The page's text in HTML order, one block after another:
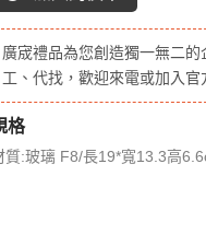
廣宬禮品為您創造獨一無二
工、代找，歡迎來電或加入官
格
質:玻璃 F8/長19*寬13.3高